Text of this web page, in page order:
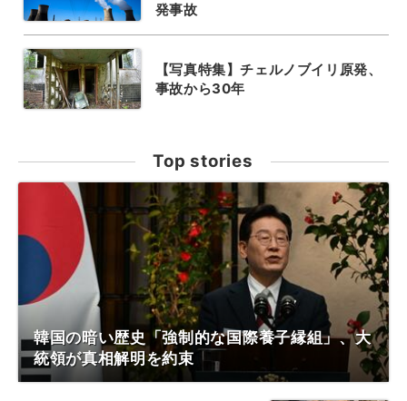
発事故
【写真特集】チェルノブイリ原発、
事故から30年
Top stories
韓国の暗い歴史「強制的な国際養子縁組」、大
統領が真相解明を約束